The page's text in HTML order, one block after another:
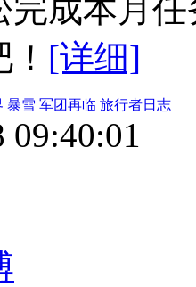
完成本月
[详细]
暴雪 军团再临 旅行者日志
09:40:01